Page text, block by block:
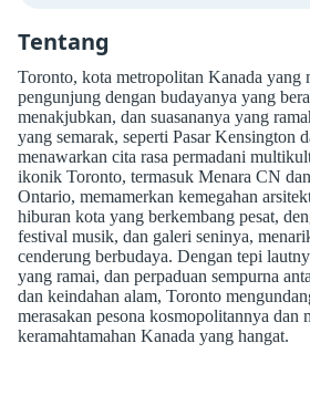
Tentang
Toronto, kota metropolitan Kanada
pengunjung dengan budayanya yang
menakjubkan, dan suasananya yang
yang semarak, seperti Pasar Kensington
menawarkan cita rasa permadani
ikonik Toronto, termasuk Menara CN
Ontario, memamerkan kemegahan
hiburan kota yang berkembang pesat,
festival musik, dan galeri seninya,
cenderung berbudaya. Dengan tepi
yang ramai, dan perpaduan sempurna
dan keindahan alam, Toronto
merasakan pesona kosmopolitannya dan
keramahtamahan Kanada yang hangat.